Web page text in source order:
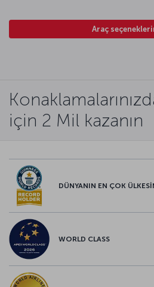
Araç
için 2 Mil kazanın
DÜNYANIN EN ÇOK
WORLD CLASS